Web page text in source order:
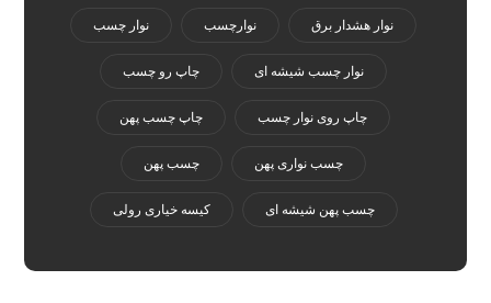
نوار هشدار برق نوارچسب نوار چسب
نوار چسب شیشه ای چاپ رو چسب
چاپ روی نوار چسب چاپ چسب پهن
چسب نواری پهن چسب پهن
چسب پهن شیشه ای کیسه خیاری رولی